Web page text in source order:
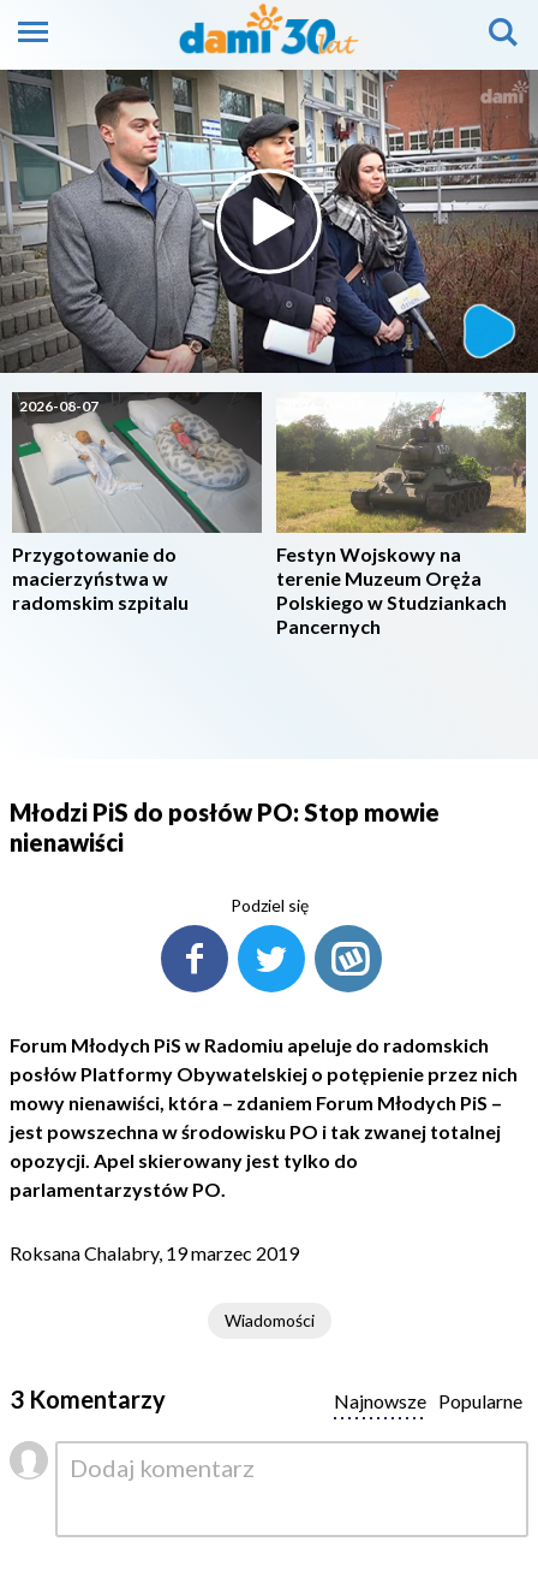
2026-08-07
Przygotowanie do
macierzyństwa w
radomskim szpitalu
Festyn Wojskowy na
terenie Muzeum Oręża
Polskiego w Studziankach
Pancernych
Młodzi PiS do posłów PO: Stop mowie
nienawiści
Podziel się
Forum Młodych PiS w Radomiu apeluje do radomskich
posłów Platformy Obywatelskiej o potępienie przez nich
mowy nienawiści, która – zdaniem Forum Młodych PiS –
jest powszechna w środowisku PO i tak zwanej totalnej
opozycji. Apel skierowany jest tylko do
parlamentarzystów PO.
Roksana Chalabry, 19 marzec 2019
Wiadomości
3 Komentarzy Popularne
Najnowsze